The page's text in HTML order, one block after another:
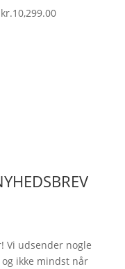
kr.10,299.00
Vi udsender nogle
ikke mindst når